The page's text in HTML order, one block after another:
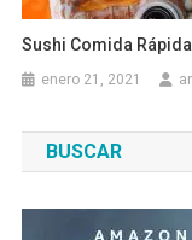
Sushi Comida
enero 21, 2021
BUSCAR